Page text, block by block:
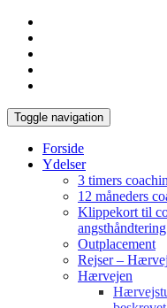
Toggle navigation
Forside
Ydelser
3 timers
12 måneders
Klippekort til
angsthåndtering
Outplacement
Rejser –
Hærvejen